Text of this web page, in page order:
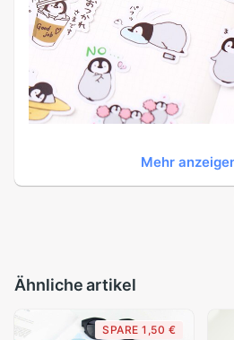
Mehr
Ähnliche artikel
SPARE 1,50 €